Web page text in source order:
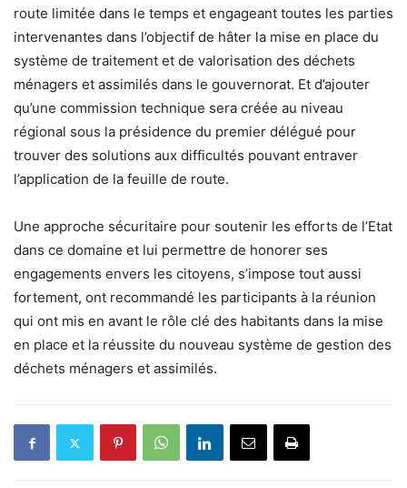
route limitée dans le temps et engageant toutes les parties
intervenantes dans l’objectif de hâter la mise en place du
système de traitement et de valorisation des déchets
ménagers et assimilés dans le gouvernorat. Et d’ajouter
qu’une commission technique sera créée au niveau
régional sous la présidence du premier délégué pour
trouver des solutions aux difficultés pouvant entraver
l’application de la feuille de route.
Une approche sécuritaire pour soutenir les efforts de l’Etat
dans ce domaine et lui permettre de honorer ses
engagements envers les citoyens, s’impose tout aussi
fortement, ont recommandé les participants à la réunion
qui ont mis en avant le rôle clé des habitants dans la mise
en place et la réussite du nouveau système de gestion des
déchets ménagers et assimilés.